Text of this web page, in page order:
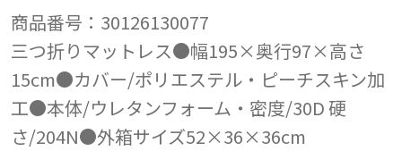
商品番号：30126130077
三つ折りマットレス●幅195×奥行97×高さ
15cm●カバー/ポリエステル・ピーチスキン加
工●本体/ウレタンフォーム・密度/30D 硬
さ/204N●外箱サイズ52×36×36cm